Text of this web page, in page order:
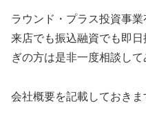
ラウンド・プラス投資事
来店でも振込融資でも即
ぎの方は是非一度相談して
会社概要を記載しておきま